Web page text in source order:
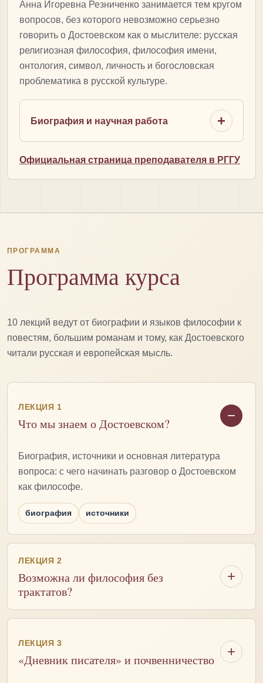
Анна Игоревна Резниченко занимается тем кругом
вопросов, без которого невозможно серьезно
говорить о Достоевском как о мыслителе: русская
религиозная философия, философия имени,
онтология, символ, личность и богословская
проблематика в русской культуре.
Биография и научная работа
Официальная страница преподавателя в РГГУ
ПРОГРАММА
Программа курса
10 лекций ведут от биографии и языков философии к
повестям, большим романам и тому, как Достоевского
читали русская и европейская мысль.
ЛЕКЦИЯ 1
Что мы знаем о Достоевском?
Биография, источники и основная литература
вопроса: с чего начинать разговор о Достоевском
как философе.
биография источники
ЛЕКЦИЯ 2
Возможна ли философия без
трактатов?
ЛЕКЦИЯ 3
«Дневник писателя» и почвенничество